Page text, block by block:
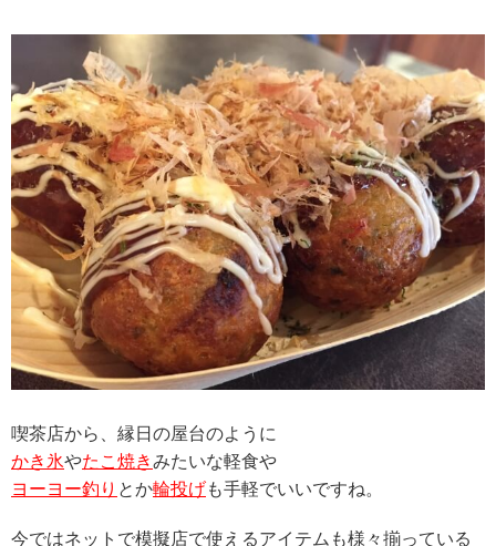
喫茶店から、縁日の屋台のように
かき氷やたこ焼きみたいな軽食や
ヨーヨー釣り とか輪投げも手軽でいいですね。
今ではネットで模擬店で使えるアイテムも様々揃っている